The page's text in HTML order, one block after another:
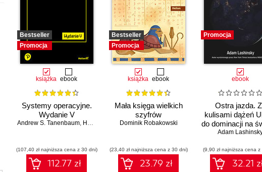
Bestseller
Promocja
książka ebook
Systemy operacyjne.
Wydanie V
Andrew S. Tanenbaum, Herbert Bos
(107,40 zł najniższa cena z 30 dni)
112.77 zł
Bestseller
Promocja
książka ebook
Mała księga wielkich
szyfrów
Dominik Robakowski
(23,40 zł najniższa cena z 30 dni)
23.79 zł
Promocja
ebook
Ostra jazda.
kulisami dążeń
do dominacji na
Adam
(9,90 zł najniższa cena z
32.21